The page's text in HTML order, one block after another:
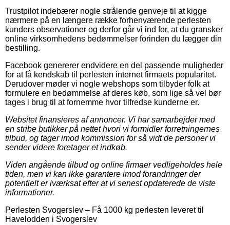
Trustpilot indebærer nogle strålende genveje til at kigge
nærmere på en længere række forhenværende perlesten
kunders observationer og derfor går vi ind for, at du gransker
online virksomhedens bedømmelser forinden du lægger din
bestilling.
Facebook genererer endvidere en del passende muligheder
for at få kendskab til perlesten internet firmaets popularitet.
Derudover møder vi nogle webshops som tilbyder folk at
formulere en bedømmelse af deres køb, som lige så vel bør
tages i brug til at fornemme hvor tilfredse kunderne er.
Websitet finansieres af annoncer. Vi har samarbejder med
en stribe butikker på nettet hvori vi formidler forretningernes
tilbud, og tager imod kommission for så vidt de personer vi
sender videre foretager et indkøb.
Viden angående tilbud og online firmaer vedligeholdes hele
tiden, men vi kan ikke garantere imod forandringer der
potentielt er iværksat efter at vi senest opdaterede de viste
informationer.
Perlesten Svogerslev – Få 1000 kg perlesten leveret til
Havelodden i Svogerslev